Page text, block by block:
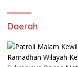
Daerah